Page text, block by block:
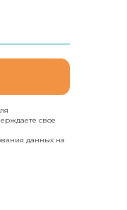
свое
данных на